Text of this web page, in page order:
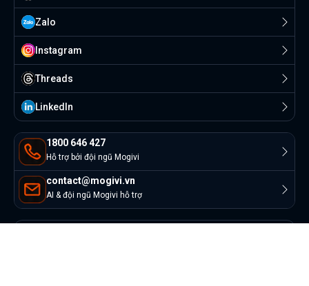
1800 646 427
Hỗ trợ bởi đội ngũ Mogivi
contact@mogivi.vn
AI & đội ngũ Mogivi hỗ trợ
Zalo
Instagram
Threads
Linkedln